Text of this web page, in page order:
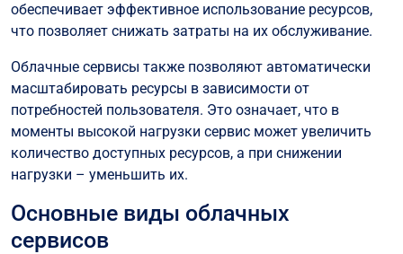
обеспечивает эффективное использование ресурсов,
что позволяет снижать затраты на их обслуживание.
Облачные сервисы также позволяют автоматически
масштабировать ресурсы в зависимости от
потребностей пользователя. Это означает, что в
моменты высокой нагрузки сервис может увеличить
количество доступных ресурсов, а при снижении
нагрузки – уменьшить их.
Основные виды облачных
сервисов